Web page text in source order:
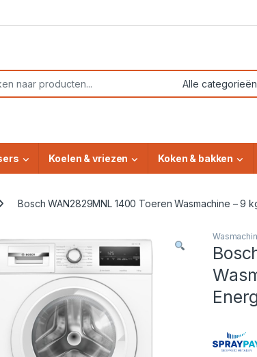
Koelen & vriezen Koken & bakken
Bosch WAN2829MNL 1400 Toeren Wasmachine – 9